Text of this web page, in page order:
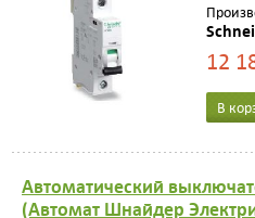
12
В
Автоматический
(Автомат Шнайдер